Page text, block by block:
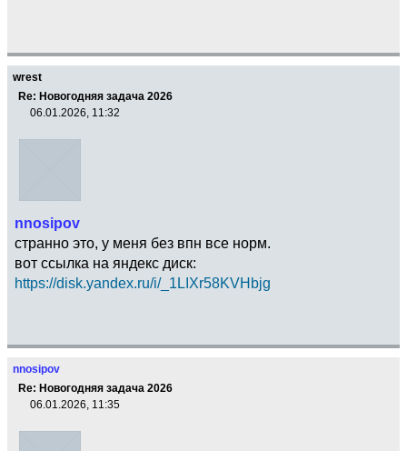
wrest
Re: Новогодняя задача 2026
06.01.2026, 11:32
nnosipov
странно это, у меня без впн все норм.
вот ссылка на яндекс диск:
https://disk.yandex.ru/i/_1LIXr58KVHbjg
nnosipov
Re: Новогодняя задача 2026
06.01.2026, 11:35